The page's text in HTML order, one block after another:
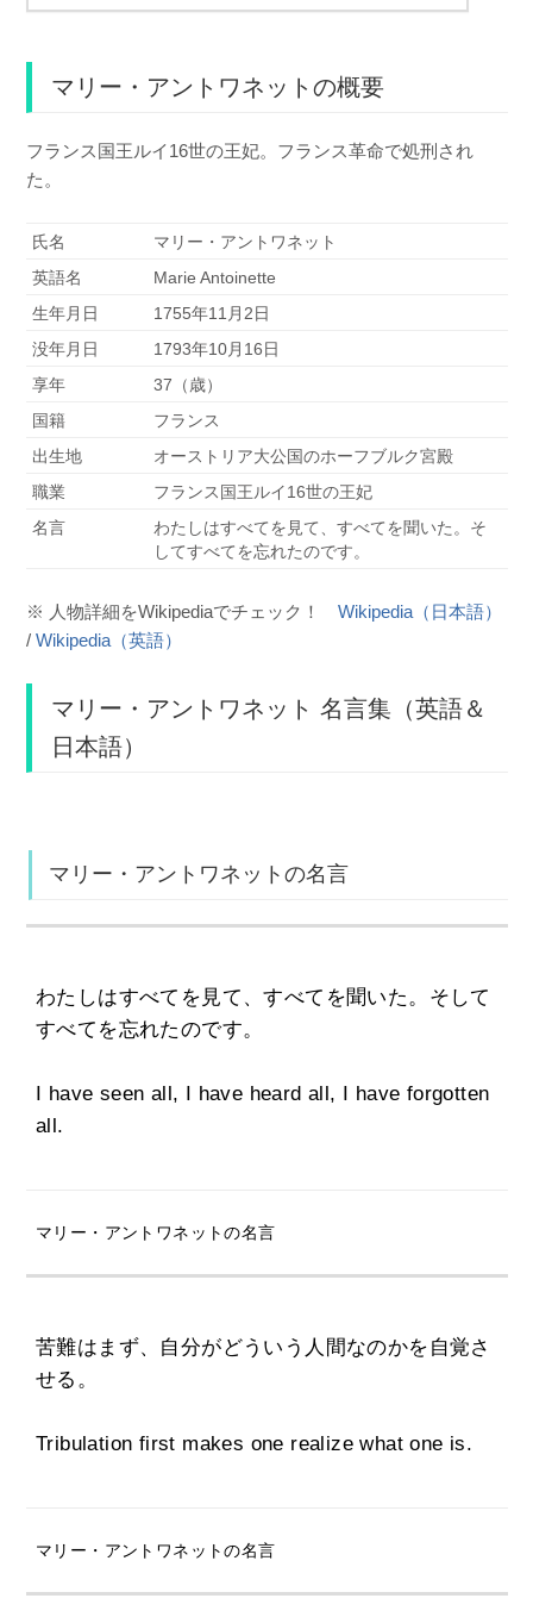
マリー・アントワネットの概要
フランス国王ルイ16世の王妃。フランス革命で処刑され
た。
氏名
マリー・アントワネット
英語名
Marie Antoinette
生年月日
1755年11月2日
没年月日
1793年10月16日
享年
37（歳）
国籍
フランス
出生地
オーストリア大公国のホーフブルク宮殿
職業
フランス国王ルイ16世の王妃
名言
わたしはすべてを見て、すべてを聞いた。そ
してすべてを忘れたのです。
※ 人物詳細をWikipediaでチェック！ Wikipedia（日本語）
/ Wikipedia（英語）
マリー・アントワネット 名言集（英語＆
日本語）
マリー・アントワネットの名言
わたしはすべてを見て、すべてを聞いた。そして
すべてを忘れたのです。
I have seen all, I have heard all, I have forgotten
all.
マリー・アントワネットの名言
苦難はまず、自分がどういう人間なのかを自覚さ
せる。
Tribulation first makes one realize what one is.
マリー・アントワネットの名言